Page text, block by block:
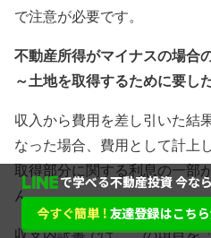
で注意が必要です。
不動産所得がマイナスの場合
～土地を取得するために要し
収入から費用を差し引いた結
なった場合、費用として計上
取得部分に関する利息の一部
ん。
収支内訳書では、この項目を